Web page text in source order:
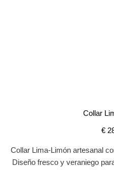
Collar
€
Collar Lima-Limón artesanal
Diseño fresco y veraniego